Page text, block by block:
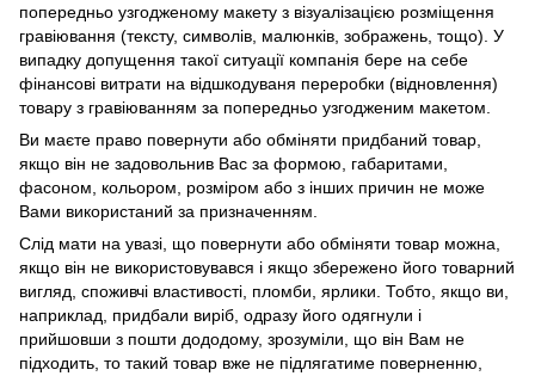
попередньо узгодженому макету з візуалізацією розміщення
гравіювання (тексту, символів, малюнків, зображень, тощо). У
випадку допущення такої ситуації компанія бере на себе
фінансові витрати на відшкодуваня переробки (відновлення)
товару з гравіюванням за попередньо узгодженим макетом.
Ви маєте право повернути або обміняти придбаний товар,
якщо він не задовольнив Вас за формою, габаритами,
фасоном, кольором, розміром або з інших причин не може
Вами використаний за призначенням.
Слід мати на увазі, що повернути або обміняти товар можна,
якщо він не використовувався і якщо збережено його товарний
вигляд, споживчі властивості, пломби, ярлики. Тобто, якщо ви,
наприклад, придбали виріб, одразу його одягнули і
прийшовши з пошти дододому, зрозуміли, що він Вам не
підходить, то такий товар вже не підлягатиме поверненню,